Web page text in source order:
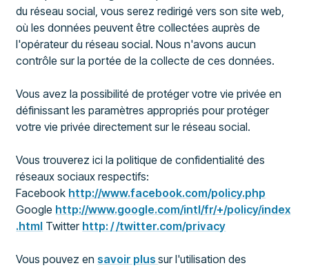
du réseau social, vous serez redirigé vers son site web,
où les données peuvent être collectées auprès de
l'opérateur du réseau social. Nous n'avons aucun
contrôle sur la portée de la collecte de ces données.
Vous avez la possibilité de protéger votre vie privée en
définissant les paramètres appropriés pour protéger
votre vie privée directement sur le réseau social.
Vous trouverez ici la politique de confidentialité des
réseaux sociaux respectifs:
Facebook http://www.facebook.com/policy.php
Google http://www.google.com/intl/fr/+/policy/index
.html Twitter http: / /twitter.com/privacy
Vous pouvez en savoir plussur l'utilisation des